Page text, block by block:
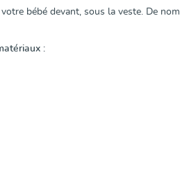
bébé devant, sous la veste. De
: